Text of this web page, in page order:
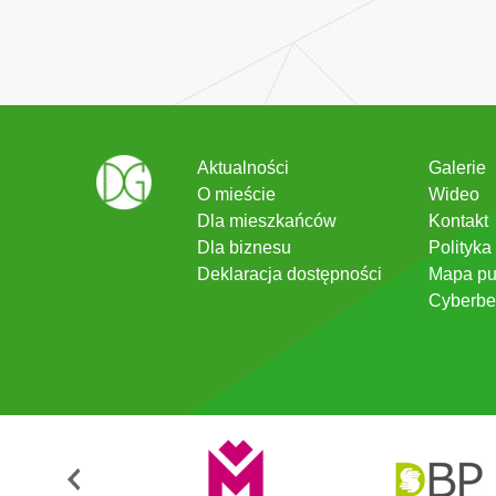
Aktualności
O mieście
Dla mieszkańców
Dla biznesu
Deklaracja dostępności
Galerie
Wideo
Kontakt
Mapa